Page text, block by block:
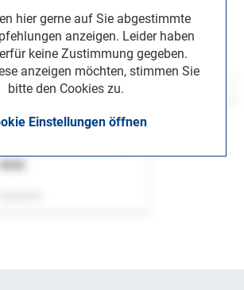
hier gerne auf Sie abgestimmte
anzeigen. Leider haben
keine Zustimmung gegeben.
anzeigen möchten, stimmen Sie
bitte den Cookies zu.
Einstellungen öffnen